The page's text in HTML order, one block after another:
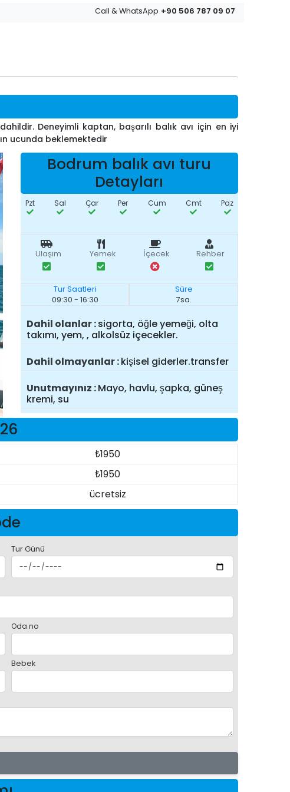
Call & WhatsApp +90 506 787 09 07
Deneyimli kaptan, başarılı balık avı için en iyi
ucunda beklemektedir
Bodrum balık avı turu
Detayları
Pzt Sal Çar Per Cum Cmt Paz
Ulaşım Yemek İçecek Rehber
Tur Saatleri
09:30 - 16:30
Süre
7sa.
Dahil olanlar sigorta, öğle yemeği, olta
takımı, yem, , alkolsüz içecekler.
Dahil olmayanlar kişisel giderler.transfer
Unutmayınız Mayo, havlu, şapka, güneş
kremi, su
₺1950
₺1950
ücretsiz
Tur Günü
Oda no
Bebek